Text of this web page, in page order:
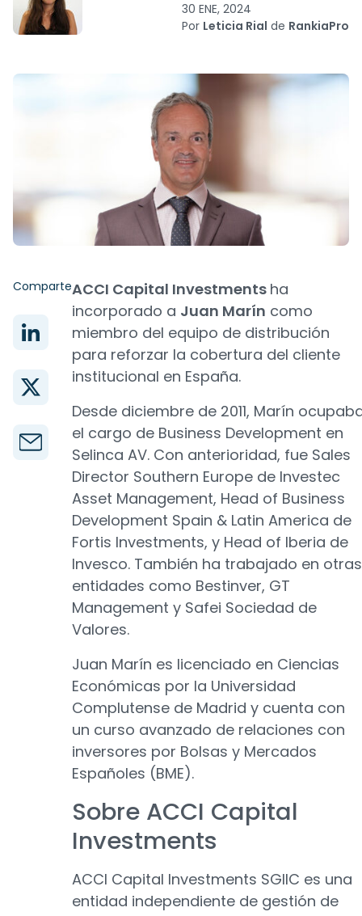
30 ENE, 2024
Por Leticia Rial de RankiaPro
ComparteACCI Capital Investments ha
incorporado a Juan Marín como
miembro del equipo de distribución
para reforzar la cobertura del cliente
institucional en España.
Desde diciembre de 2011, Marín
el cargo de Business Development en
Selinca AV. Con anterioridad, fue Sales
Director Southern Europe de Investec
Asset Management, Head of Business
Development Spain & Latin America de
Fortis Investments, y Head of Iberia de
Invesco. También ha trabajado en otras
entidades como Bestinver, GT
Management y Safei Sociedad de
Valores.
Juan Marín es licenciado en Ciencias
Económicas por la Universidad
Complutense de Madrid y cuenta con
un curso avanzado de relaciones con
inversores por Bolsas y Mercados
Españoles (BME).
Sobre ACCI Capital
Investments
ACCI Capital Investments SGIIC es una
entidad independiente de gestión de